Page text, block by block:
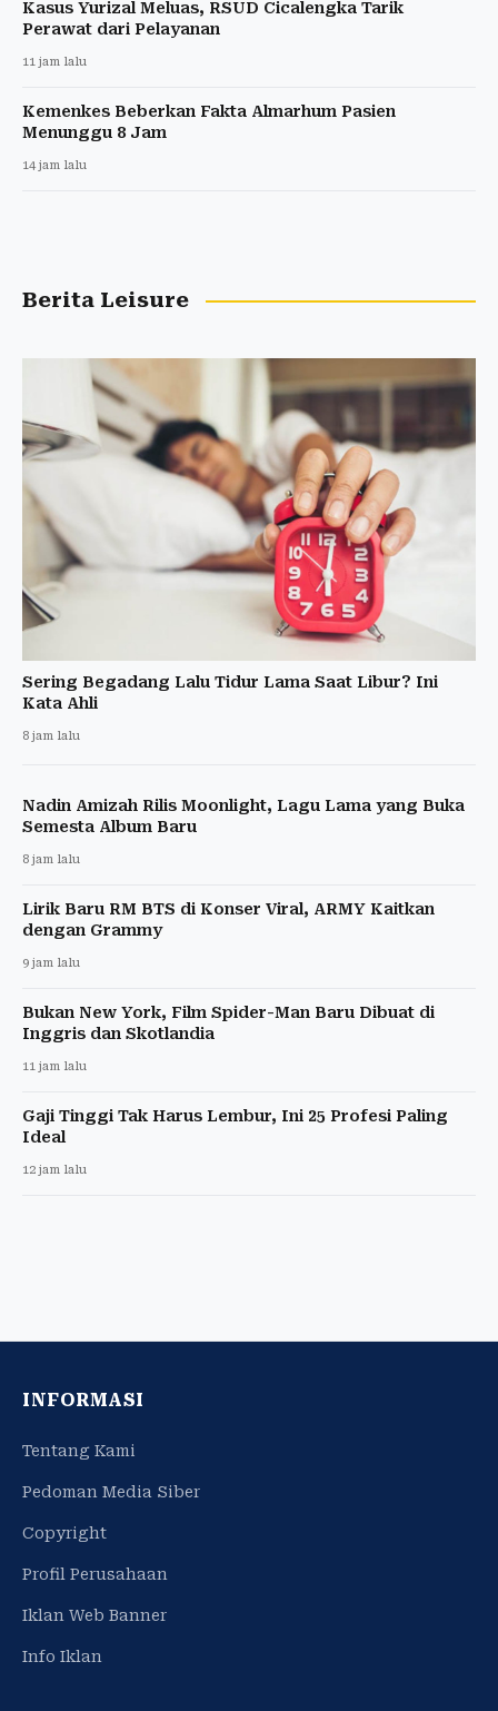
Kasus Yurizal Meluas, RSUD Cicalengka Tarik
Perawat dari Pelayanan
11 jam lalu
Kemenkes Beberkan Fakta Almarhum Pasien
Menunggu 8 Jam
14 jam lalu
Berita Leisure
Sering Begadang Lalu Tidur Lama Saat Libur? Ini
Kata Ahli
8 jam lalu
Nadin Amizah Rilis Moonlight, Lagu Lama yang Buka
Semesta Album Baru
8 jam lalu
Lirik Baru RM BTS di Konser Viral, ARMY Kaitkan
dengan Grammy
9 jam lalu
Bukan New York, Film Spider-Man Baru Dibuat di
Inggris dan Skotlandia
11 jam lalu
Gaji Tinggi Tak Harus Lembur, Ini 25 Profesi Paling
Ideal
12 jam lalu
INFORMASI
Tentang Kami
Pedoman Media Siber
Copyright
Profil Perusahaan
Iklan Web Banner
Info Iklan